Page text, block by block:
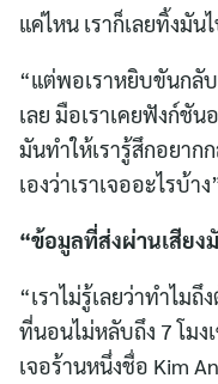
แค่ไหน เราก็เลยทิ้งมัน
“แต่พอเราหยิบขันกลั
เลย มือเราเคยฟังก์ชัน
มันทำให้เรารู้สึกอยาก
เองว่าเราเจออะไรบ้าง
“ข้อมูลที่ส่งผ่านเสียง
“เราไม่รู้เลยว่าทำไม
ที่นอนไม่หลับถึง 7 โมง
เจอร้านหนึ่งชื่อ Kim